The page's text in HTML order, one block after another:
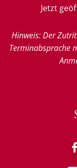
Klicken,
Jetzt
Hinweis: Der
Terminabsprache